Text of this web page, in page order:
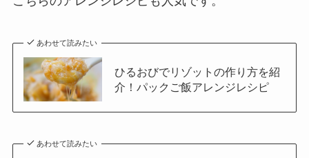
あわせて読みたい
ひるおびでリゾットの作り方を紹
介！パックご飯アレンジレシピ
あわせて読みたい